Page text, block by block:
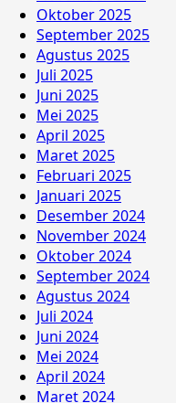
Oktober 2025
September 2025
Agustus 2025
Juli 2025
Juni 2025
Mei 2025
April 2025
Maret 2025
Februari 2025
Januari 2025
Desember 2024
November 2024
Oktober 2024
September 2024
Agustus 2024
Juli 2024
Juni 2024
Mei 2024
April 2024
Maret 2024